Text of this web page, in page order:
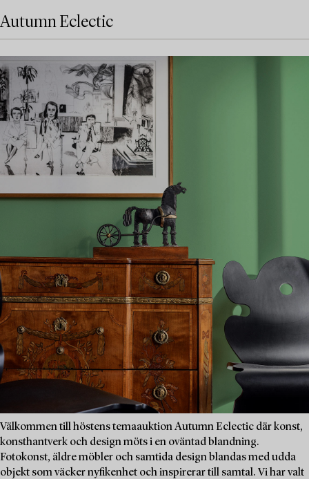
Autumn Eclectic
Välkommen till höstens temaauktion Autumn Eclectic där konst,
konsthantverk och design möts i en oväntad blandning.
Fotokonst, äldre möbler och samtida design blandas med udda
objekt som väcker nyfikenhet och inspirerar till samtal. Vi har valt